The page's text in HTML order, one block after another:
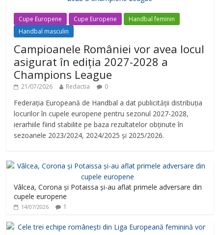
Cupe Europene Cupe Europene
Handbal feminin
Handbal masculin
Campioanele României vor avea locul
asigurat în ediția 2027-2028 a
Champions League
21/07/2026 Redactia 0
Federația Europeană de Handbal a dat publicității distribuția
locurilor în cupele europene pentru sezonul 2027-2028,
ierarhiile fiind stabilite pe baza rezultatelor obținute în
sezoanele 2023/2024, 2024/2025 și 2025/2026.
Vâlcea, Corona și Potaissa și-au aflat primele adversare din
cupele europene
14/07/2026 1